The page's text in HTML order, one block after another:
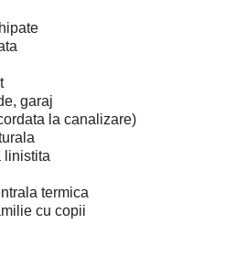
garaj
la canalizare)
linistita
termica
cu copii